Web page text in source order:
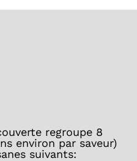
regroupe 8
environ par saveur)
suivants: